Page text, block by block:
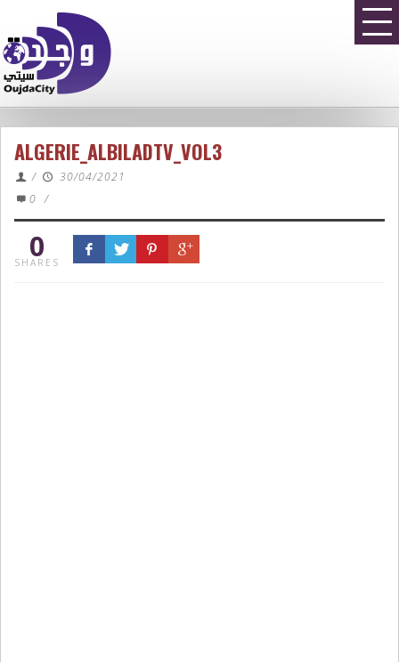
ALGERIE_ALBILADTV_VOL3
/
30/04/2021
0 /
0
SHARES